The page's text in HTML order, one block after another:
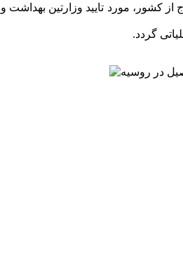
کشور، مورد تایید وزارتین بهداشت
گردد.